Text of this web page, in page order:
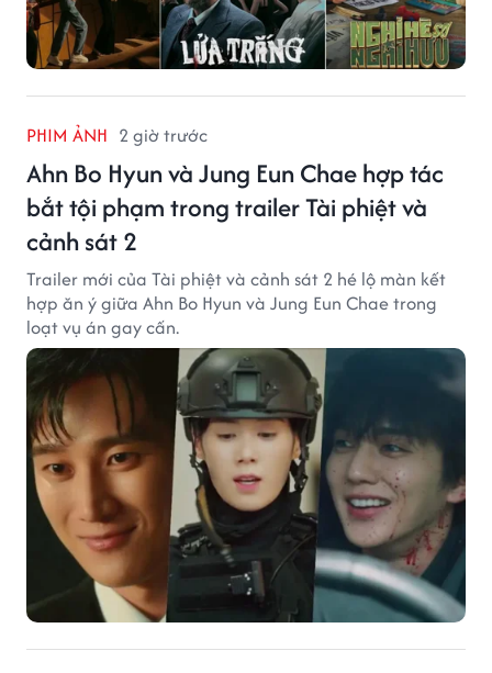
PHIM ẢNH 2 giờ trước
Ahn Bo Hyun và Jung Eun Chae hợp tác
bắt tội phạm trong trailer Tài phiệt và
cảnh sát 2
Trailer mới của Tài phiệt và cảnh sát 2 hé lộ màn kết
hợp ăn ý giữa Ahn Bo Hyun và Jung Eun Chae trong
loạt vụ án gay cấn.